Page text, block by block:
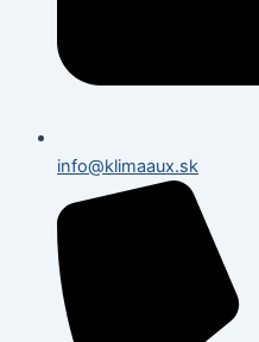
info@klimaaux.sk